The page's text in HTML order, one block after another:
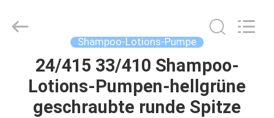
HAUSE
PRODUCTS
MANUFACTORY
Shampoo-Lotions-Pumpe
24/415 33/410 Shampoo-
Lotions-Pumpen-hellgrüne
geschraubte runde Spitze